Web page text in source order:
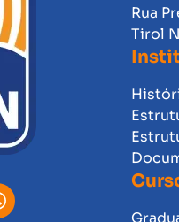
Rua
Tirol